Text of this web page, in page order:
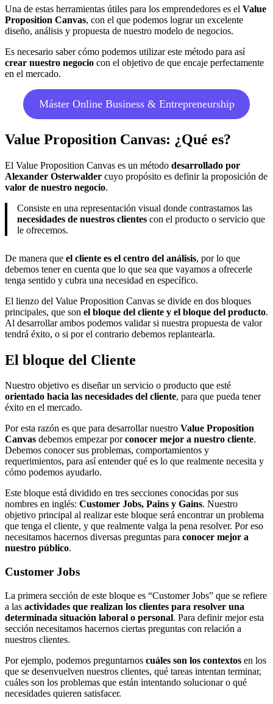
Una de estas herramientas útiles para los emprendedores es el Value
Proposition Canvas, con el que podemos lograr un excelente
diseño, análisis y propuesta de nuestro modelo de negocios.
Es necesario saber cómo podemos utilizar este método para así
crear nuestro negocio con el objetivo de que encaje perfectamente
en el mercado.
Máster Online Business & Entrepreneurship
Value Proposition Canvas: ¿Qué es?
El Value Proposition Canvas es un método desarrollado por
Alexander Osterwalder cuyo propósito es definir la proposición de
valor de nuestro negocio.
Consiste en una representación visual donde contrastamos las
necesidades de nuestros clientes con el producto o servicio que
le ofrecemos.
De manera que el cliente es el centro del análisis, por lo que
debemos tener en cuenta que lo que sea que vayamos a ofrecerle
tenga sentido y cubra una necesidad en específico.
El lienzo del Value Proposition Canvas se divide en dos bloques
principales, que son el bloque del cliente y el bloque del producto.
Al desarrollar ambos podemos validar si nuestra propuesta de valor
tendrá éxito, o si por el contrario debemos replantearla.
El bloque del Cliente
Nuestro objetivo es diseñar un servicio o producto que esté
orientado hacia las necesidades del cliente, para que pueda tener
éxito en el mercado.
Por esta razón es que para desarrollar nuestro Value Proposition
Canvas debemos empezar porconocer mejor a nuestro cliente.
Debemos conocer sus problemas, comportamientos y
requerimientos, para así entender qué es lo que realmente necesita y
cómo podemos ayudarlo.
Este bloque está dividido en tres secciones conocidas por sus
nombres en inglés: Customer Jobs, Pains y Gains. Nuestro
objetivo principal al realizar este bloque será encontrar un problema
que tenga el cliente, y que realmente valga la pena resolver. Por eso
necesitamos hacernos diversas preguntas para conocer mejor a
nuestro público.
Customer Jobs
La primera sección de este bloque es “Customer Jobs” que se refiere
a las actividades que realizan los clientes para resolver una
determinada situación laboral o personal. Para definir mejor esta
sección necesitamos hacernos ciertas preguntas con relación a
nuestros clientes.
Por ejemplo, podemos preguntarnos cuáles son los contextos en los
que se desenvuelven nuestros clientes, qué tareas intentan terminar,
cuáles son los problemas que están intentando solucionar o qué
necesidades quieren satisfacer.